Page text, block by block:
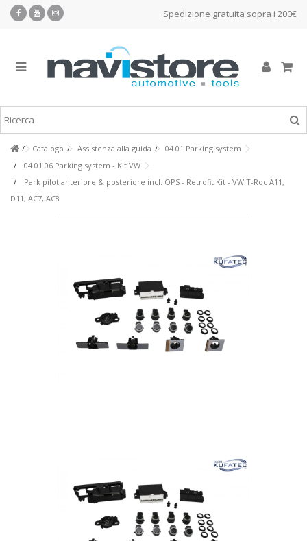
Spedizione gratuita sopra i 200€
Catalogo Assistenza alla guida
04.01 Parking system
04.01.06 Parking system - Kit VW
Park pilot anteriore & posteriore incl. OPS - Retrofit Kit - VW T-Roc A11,
D11, AC7, AC8